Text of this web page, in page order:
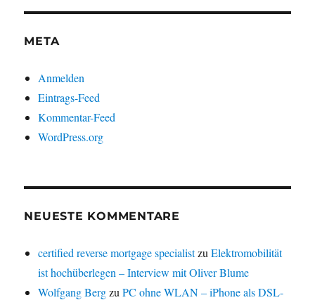
META
Anmelden
Eintrags-Feed
Kommentar-Feed
WordPress.org
NEUESTE KOMMENTARE
certified reverse mortgage specialistzuElektromobilität
ist hochüberlegen – Interview mit Oliver Blume
Wolfgang BergzuPC ohne WLAN – iPhone als DSL-